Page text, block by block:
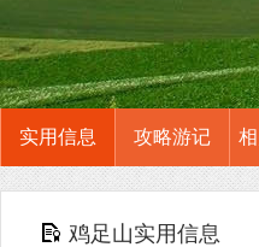
实用信息 攻略游记
鸡足山实用信息